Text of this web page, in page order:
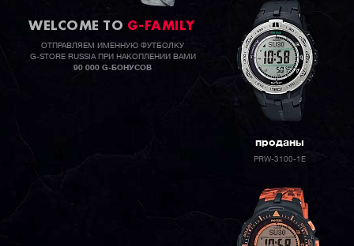
WELCOME TO G-FAMILY
ОТПРАВЛЯЕМ ИМЕННУЮ ФУТБОЛКУ
G-STORE RUSSIA ПРИ НАКОПЛЕНИИ ВАМИ
90 000 G-БОНУСОВ
проданы
PRW-3100-1E